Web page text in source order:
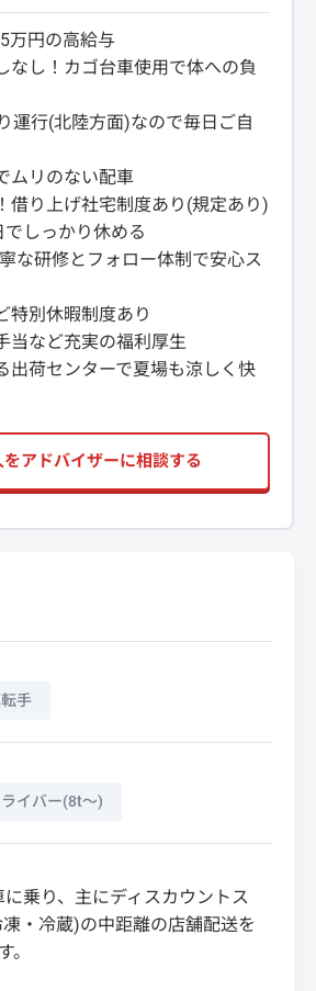
万円の高給与
なし！カゴ台車使用で体への負
運行(北陸方面)なので毎日ご自
ムリのない配車
借り上げ社宅制度あり(規定あり)
でしっかり休める
な研修とフォロー体制で安心ス
特別休暇制度あり
当など充実の福利厚生
出荷センターで夏場も涼しく快
をアドバイザーに相談する
手
イバー(8t～)
乗り、主にディスカウントス
・冷蔵)の中距離の店舗配送を
。